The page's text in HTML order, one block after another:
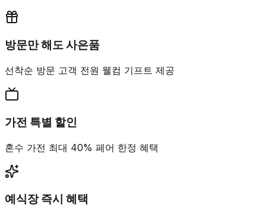
방문만 해도 사은품
선착순 방문 고객 전원 웰컴 기프트 제공
가전 특별 할인
혼수 가전 최대 40% 페어 한정 혜택
예식장 즉시 혜택